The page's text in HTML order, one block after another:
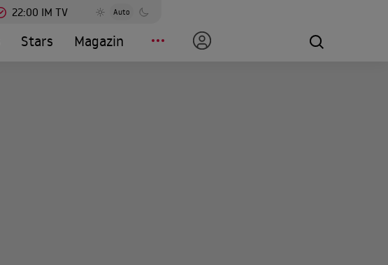
22:00 IM TV Auto
Stars Magazin